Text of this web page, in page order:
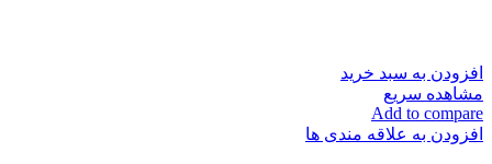
افزودن به سبد خرید
مشاهده سریع
Add to compare
افزودن به علاقه مندی ها